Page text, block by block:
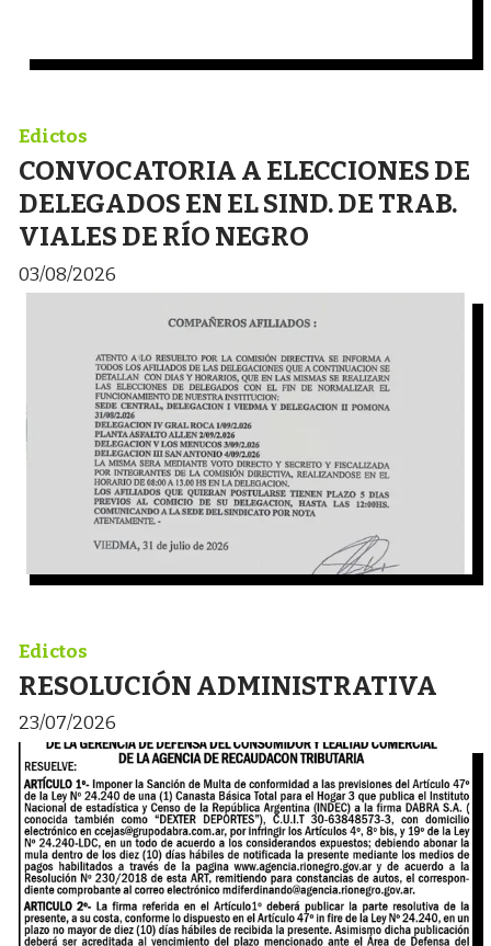
CONVOCATORIA A ELECCIONES DE
DELEGADOS EN EL SIND. DE TRAB.
VIALES DE RÍO NEGRO
Edictos
03/08/2026
RESOLUCIÓN ADMINISTRATIVA
Edictos
23/07/2026